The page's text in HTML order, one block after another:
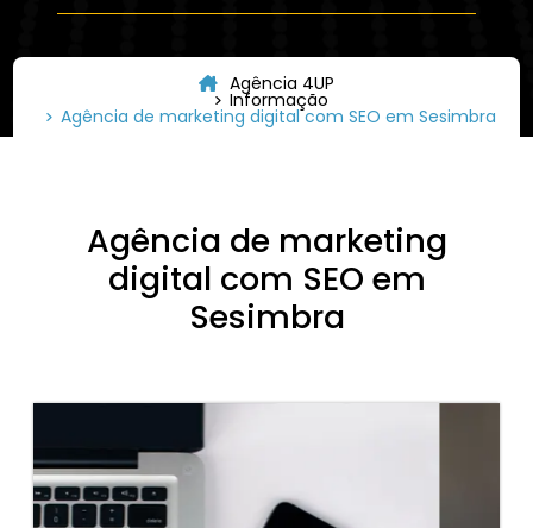
Agência 4UP
Informação
Agência de marketing digital com SEO em Sesimbra
Agência de marketing
digital com SEO em
Sesimbra